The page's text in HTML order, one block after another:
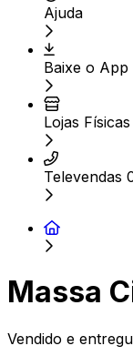
Ajuda
Baixe o App
Lojas Físicas
Televendas
Massa
Vendido e